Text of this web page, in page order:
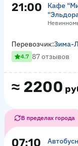
21:00
Кафе
≈ 2200
Перевозчик:Зима-
4.7 87 отзывов
В пределах города
07:10